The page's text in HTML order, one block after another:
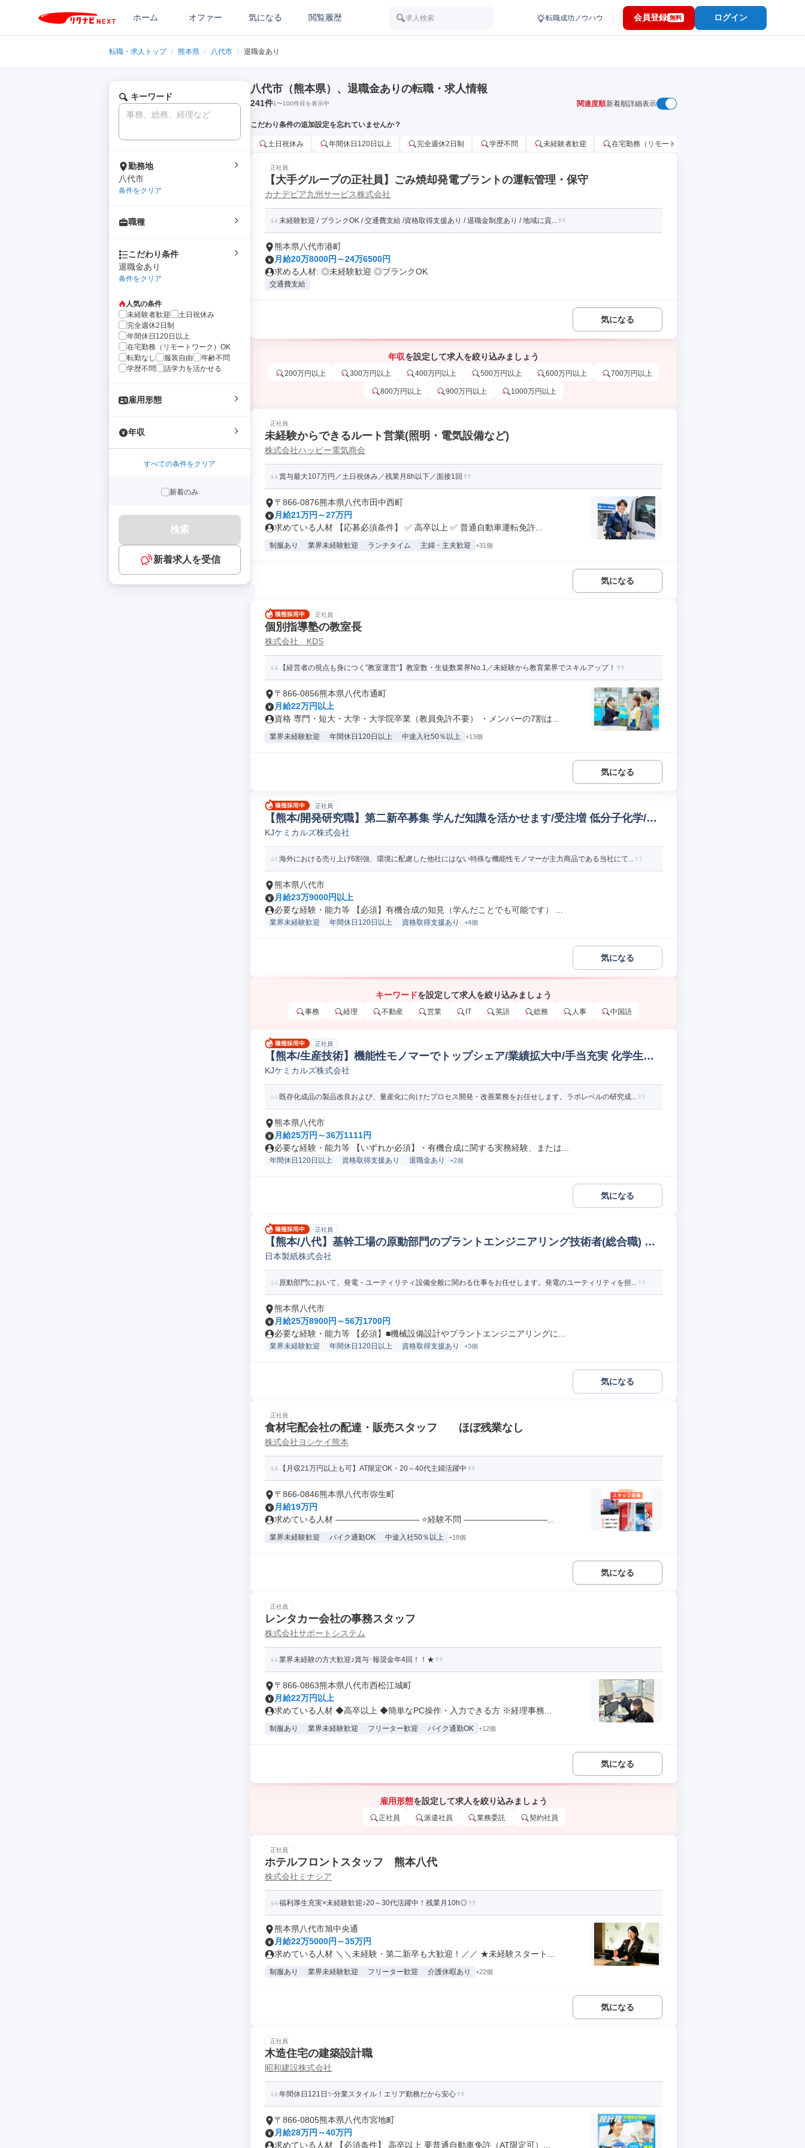
ホーム オファー 気になる 閲覧履歴 求人検索 転職成功ノウハウ 会員登録 無料 ログイン
転職・求人トップ / 熊本県 / 八代市 / 退職金あり
キーワード
勤務地
八代市
条件をクリア
職種
こだわり条件
退職金あり
条件をクリア
人気の条件
未経験者歓迎
土日祝休み
完全週休2日制
年間休日120日以上
在宅勤務（リモートワーク）OK
転勤なし
服装自由
年齢不問
学歴不問
語学力を活かせる
雇用形態
年収
すべての条件をクリア
新着のみ
検索
新着求人を受信
八代市（熊本県）、退職金ありの転職・求人情報
241件1〜100件目を表示中 関連度順新着順詳細表示
こだわり条件の追加設定を忘れていませんか？
土日祝休み 年間休日120日以上 完全週休2日制 学歴不問 未経験者歓迎 在宅勤務（リモートワーク）OK
正社員
【大手グループの正社員】ごみ焼却発電プラントの運転管理・保守
カナデビア九州サービス株式会社
未経験歓迎 / ブランクOK / 交通費支給 /資格取得支援あり / 退職金制度あり / 地域に貢...
熊本県八代市港町
月給20万8000円～24万6500円
求める人材: ◎未経験歓迎 ◎ブランクOK
交通費支給
気になる
年収を設定して求人を絞り込みましょう
200万円以上 300万円以上 400万円以上 500万円以上 600万円以上 700万円以上
800万円以上 900万円以上 1000万円以上
正社員
未経験からできるルート営業(照明・電気設備など)
株式会社ハッピー電気商会
賞与最大107万円／土日祝休み／残業月8h以下／面接1回
〒866-0876熊本県八代市田中西町
月給21万円～27万円
求めている人材 【応募必須条件】 ✅ 高卒以上 ✅ 普通自動車運転免許...
制服あり 業界未経験歓迎 ランチタイム 主婦・主夫歓迎 +31個
気になる
正社員
個別指導塾の教室長
株式会社 KDS
【経営者の視点も身につく”教室運営"】教室数・生徒数業界No.1／未経験から教育業界でスキルアップ！
〒866-0856熊本県八代市通町
月給22万円以上
資格 専門・短大・大学・大学院卒業（教員免許不要） ・メンバーの7割は...
業界未経験歓迎 年間休日120日以上 中途入社50％以上 +13個
気になる
正社員
【熊本/開発研究職】第二新卒募集 学んだ知識を活かせます/受注増 低分子化学/低
分子素材研究開発
KJケミカルズ株式会社
海外における売り上げ6割強、環境に配慮した他社にはない特殊な機能性モノマーが主力商品である当社にて...
熊本県八代市
月給23万9000円以上
必要な経験・能力等 【必須】有機合成の知見（学んだことでも可能です） ...
業界未経験歓迎 年間休日120日以上 資格取得支援あり +4個
気になる
キーワードを設定して求人を絞り込みましょう
事務 経理 不動産 営業 IT 英語 総務 人事 中国語
正社員
【熊本/生産技術】機能性モノマーでトップシェア/業績拡大中/手当充実 化学生産
技術
KJケミカルズ株式会社
既存化成品の製品改良および、量産化に向けたプロセス開発・改善業務をお任せします。ラボレベルの研究成...
熊本県八代市
月給25万円～36万1111円
必要な経験・能力等 【いずれか必須】・有機合成に関する実務経験、または...
年間休日120日以上 資格取得支援あり 退職金あり +2個
気になる
正社員
【熊本/八代】基幹工場の原動部門のプラントエンジニアリング技術者(総合職) 機
械生産技術
日本製紙株式会社
原動部門において、発電・ユーティリティ設備全般に関わる仕事をお任せします。発電のユーティリティを担...
熊本県八代市
月給25万8900円～56万1700円
必要な経験・能力等 【必須】■機械設備設計やプラントエンジニアリングに...
業界未経験歓迎 年間休日120日以上 資格取得支援あり +3個
気になる
正社員
食材宅配会社の配達・販売スタッフ ほぼ残業なし
株式会社ヨシケイ熊本
【月収21万円以上も可】AT限定OK・20～40代主婦活躍中
〒866-0846熊本県八代市弥生町
月給19万円
求めている人材 ―――――――――― ⭐経験不問 ――――――――――...
業界未経験歓迎 バイク通勤OK 中途入社50％以上 +18個
気になる
正社員
レンタカー会社の事務スタッフ
株式会社サポートシステム
業界未経験の方大歓迎♪賞与･報奨金年4回！！★
〒866-0863熊本県八代市西松江城町
月給22万円以上
求めている人材 ◆高卒以上 ◆簡単なPC操作・入力できる方 ※経理事務...
制服あり 業界未経験歓迎 フリーター歓迎 バイク通勤OK +12個
気になる
雇用形態を設定して求人を絞り込みましょう
正社員 派遣社員 業務委託 契約社員
正社員
ホテルフロントスタッフ 熊本八代
株式会社ミナシア
福利厚生充実×未経験歓迎♪20～30代活躍中！残業月10h◎
熊本県八代市旭中央通
月給22万5000円～35万円
求めている人材 ＼＼未経験・第二新卒も大歓迎！／／ ★未経験スタート...
制服あり 業界未経験歓迎 フリーター歓迎 介護休暇あり +22個
気になる
正社員
木造住宅の建築設計職
昭和建設株式会社
年間休日121日✨分業スタイル！エリア勤務だから安心
〒866-0805熊本県八代市宮地町
月給28万円～40万円
求めている人材 【必須条件】 高卒以上 要普通自動車免許（AT限定可）...